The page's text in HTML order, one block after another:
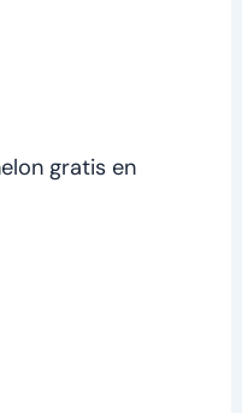
gratis en